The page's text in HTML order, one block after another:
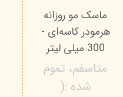
ماسک مو روزانه
هرمودر کاسه‌ای -
300 میلی لیتر
متاسفم، تموم
شده :(